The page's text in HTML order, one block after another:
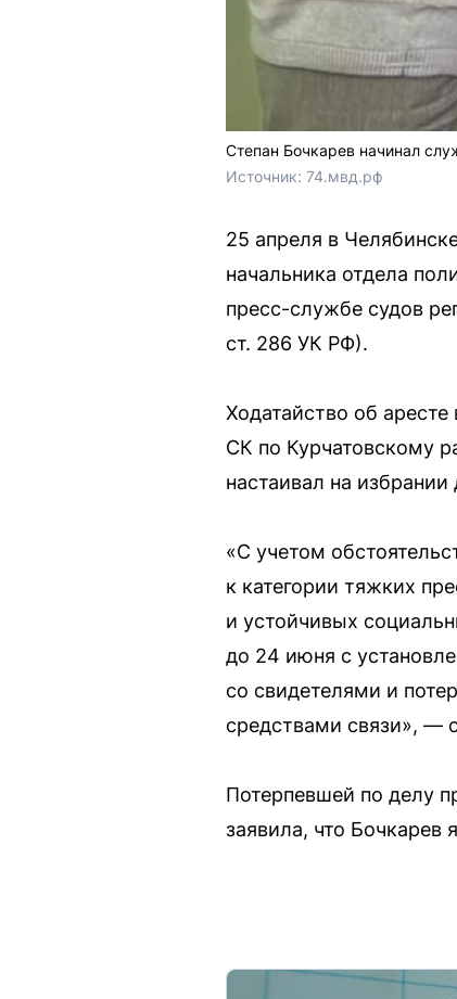
Степан Бочкарев начинал
Источник: 74.мвд.рф
25 апреля в
начальника отдела
пресс-службе судов
ст. 286 УК РФ).
Ходатайство об
СК по Курчатовскому
настаивал на
«С учетом
к категории тяжких
и устойчивых
до 24 июня с
со свидетелями и
средствами связи», —
Потерпевшей по делу
заявила, что